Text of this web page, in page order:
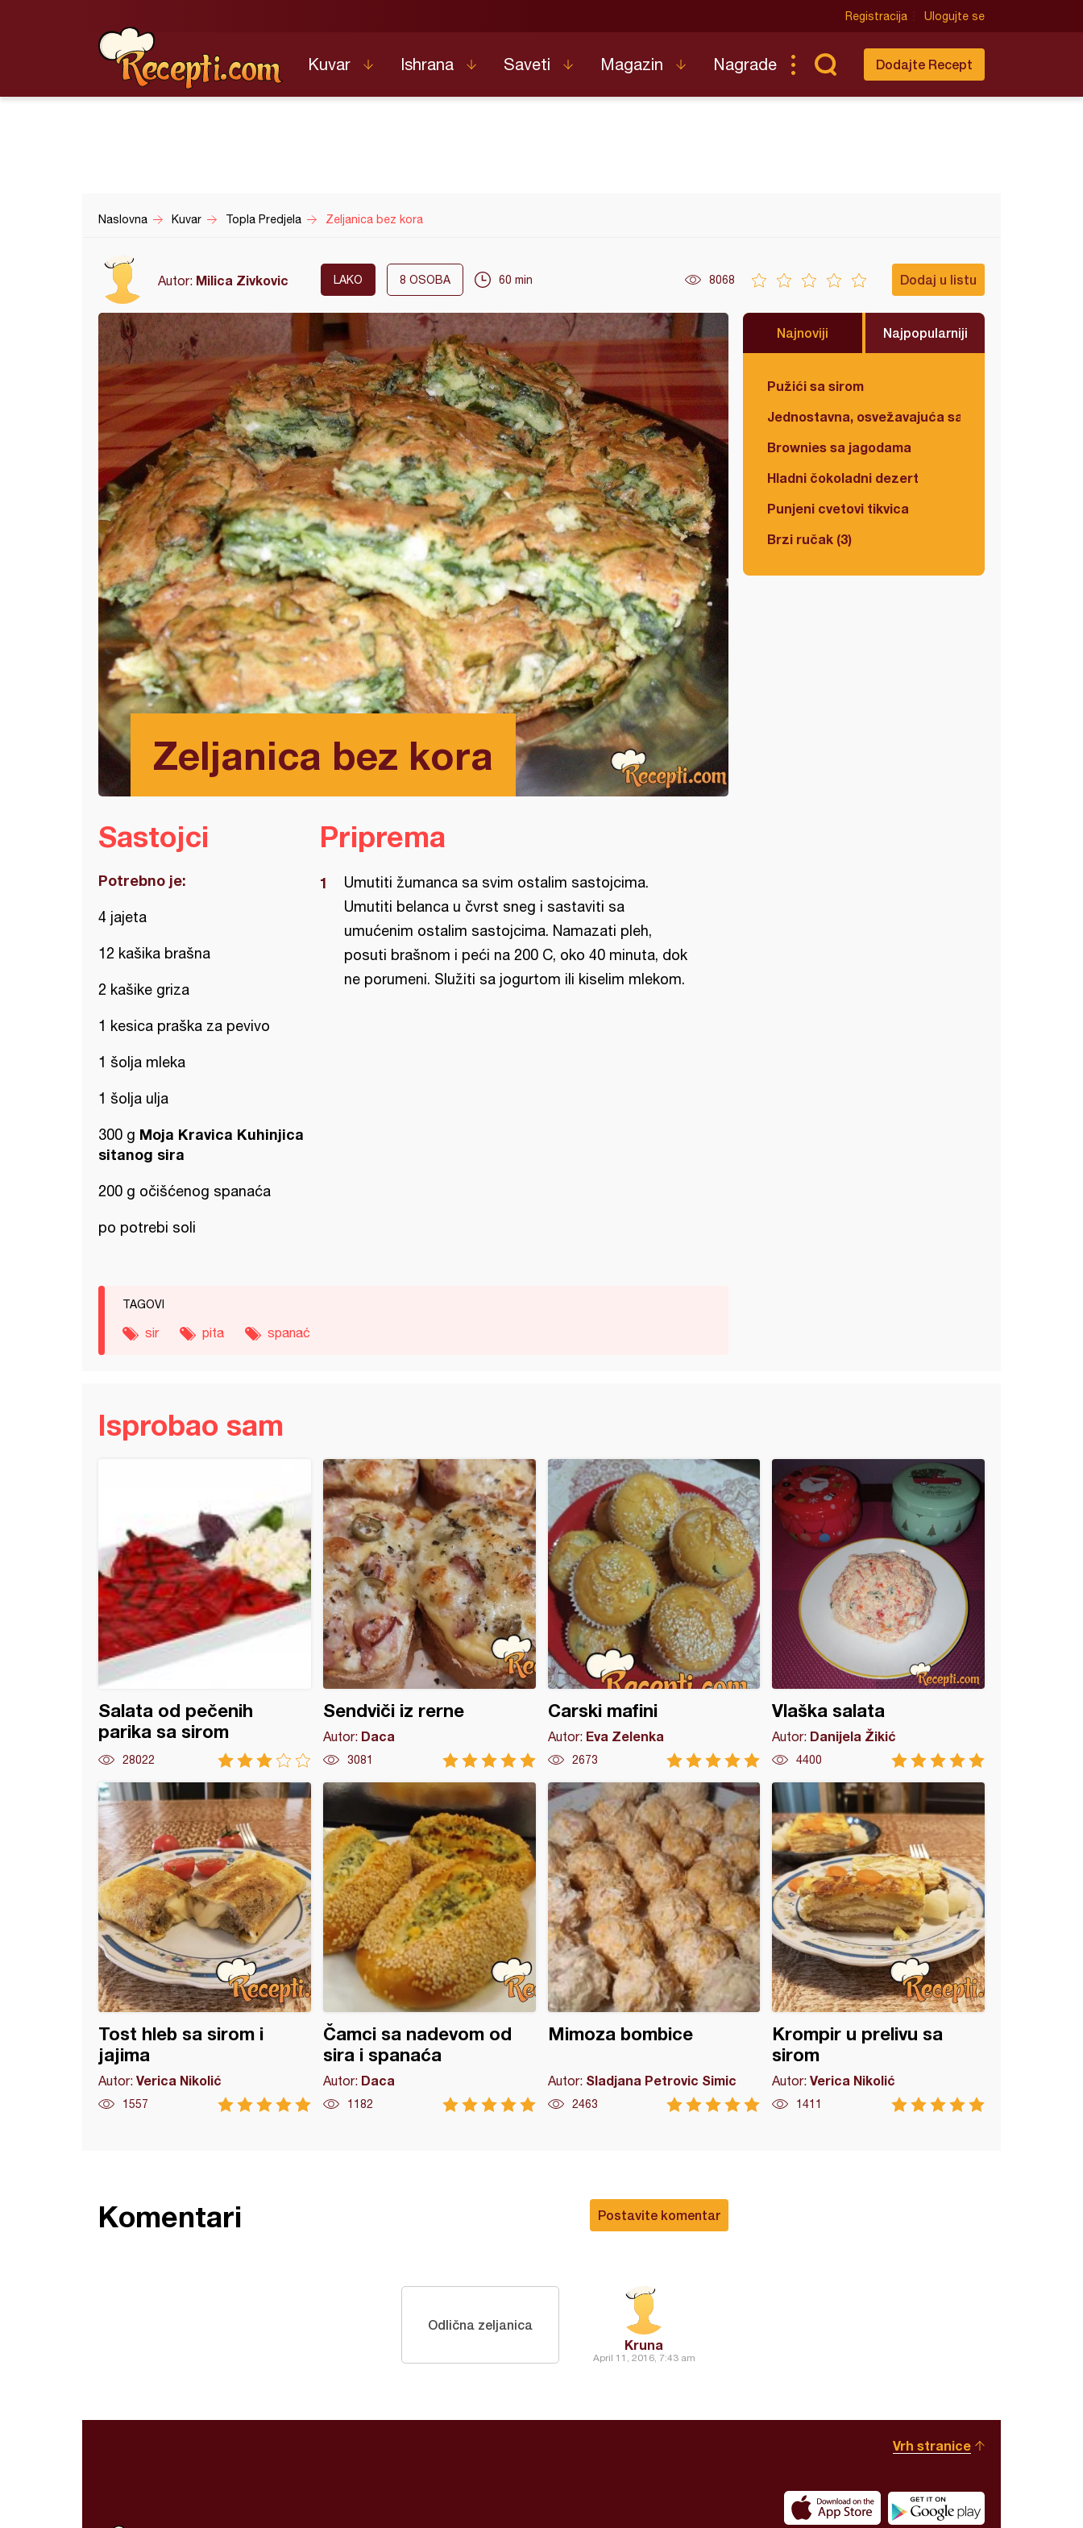
Registracija Ulogujte se
Kuvar Ishrana Saveti Magazin Nagrade Dodajte Recept
Naslovna Kuvar Topla Predjela Zeljanica bez kora
Autor: Milica Zivkovic LAKO 8 OSOBA 60 min 8068 Dodaj u listu
Zeljanica bez kora
Najnoviji Najpopularniji
Pužići sa sirom
Jednostavna, osvežavajuća salata
Brownies sa jagodama
Hladni čokoladni dezert
Punjeni cvetovi tikvica
Brzi ručak (3)
Sastojci
Potrebno je:
4 jajeta
12 kašika brašna
2 kašike griza
1 kesica praška za pevivo
1 šolja mleka
1 šolja ulja
300 g Moja Kravica Kuhinjica
sitanog sira
200 g očišćenog spanaća
po potrebi soli
Priprema
Umutiti žumanca sa svim ostalim sastojcima.
Umutiti belanca u čvrst sneg i sastaviti sa
umućenim ostalim sastojcima. Namazati pleh,
posuti brašnom i peći na 200 C, oko 40 minuta, dok
ne porumeni. Služiti sa jogurtom ili kiselim mlekom.
TAGOVI
sir pita spanać
Isprobao sam
Salata od pečenih
parika sa sirom
28022
Sendviči iz rerne
Autor: Daca
3081
Carski mafini
Autor: Eva Zelenka
2673
Vlaška salata
Autor: Danijela Žikić
4400
Tost hleb sa sirom i
jajima
Autor: Verica Nikolić
1557
Čamci sa nadevom od
sira i spanaća
Autor: Daca
1182
Mimoza bombice
Autor: Sladjana Petrovic Simic
2463
Krompir u prelivu sa
sirom
Autor:Verica Nikolić
1411
u prelivu sa sirom
Postavite komentar
Komentari
Kruna
April 11, 2016, 7:43 am
Odlična zeljanica
Vrh stranice